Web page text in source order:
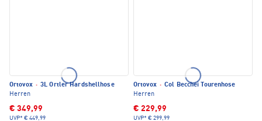
Ortovox · 3L Ortler Hardshellhose
Herren
€ 349,99
UVP* € 449,99
Ortovox · Col Becchei Tourenhose
Herren
€ 229,99
UVP* € 299,99